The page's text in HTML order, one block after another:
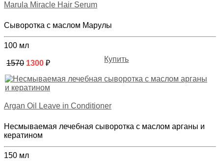
Marula Miracle Hair Serum
Сыворотка с маслом Марулы
100 мл
1570 1300 ₽ Купить
Argan Oil Leave in Conditioner
Несмываемая лечебная сыворотка с маслом арганы и
кератином
150 мл